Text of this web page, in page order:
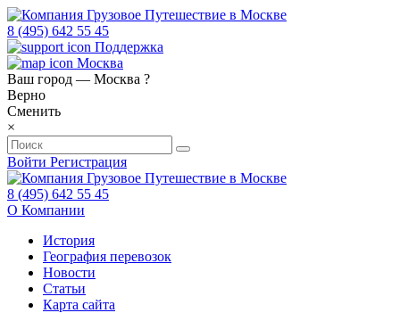
8 (495) 642 55 45
Поддержка
Москва
Ваш город — Москва ?
Верно
Сменить
×
Войти Регистрация
8 (495) 642 55 45
О Компании
История
География перевозок
Новости
Статьи
Карта сайта